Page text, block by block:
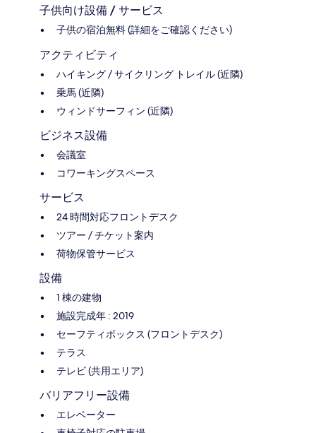
子供向け設備 / サービス
子供の宿泊無料 (詳細をご確認ください)
アクティビティ
ハイキング / サイクリング トレイル (近隣)
乗馬 (近隣)
ウィンドサーフィン (近隣)
ビジネス設備
会議室
コワーキングスペース
サービス
24 時間対応フロントデスク
ツアー / チケット案内
荷物保管サービス
設備
1 棟の建物
施設完成年 : 2019
セーフティボックス (フロントデスク)
テラス
テレビ (共用エリア)
バリアフリー設備
エレベーター